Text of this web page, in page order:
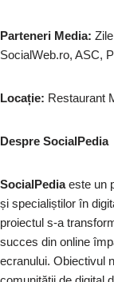
Parteneri Media:
SocialWeb.ro, ASC,
Locație: Restaurant
Despre SocialPedia
SocialPediaeste un
și specialiștilor în
proiectul s-a
succes din online
ecranului. Obiectivul